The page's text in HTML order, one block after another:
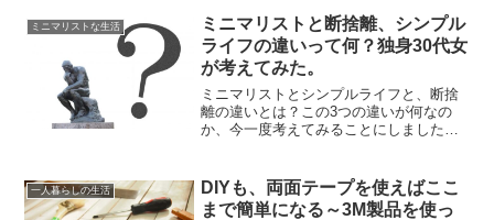
2016年の「20万...
ミニマリストな生活
ミニマリストと断捨離、シンプル
ライフの違いって何？独身30代女
が考えてみた。
ミニマリストとシンプルライフと、断捨
離の違いとは？この3つの違いが何なの
か、今一度考えてみることにしました。
るでしょう。特に、ミニマリストとシン
プルライフの差が未だに分...
一人暮らしの生活
DIYも、両面テープを使えばここ
まで簡単になる～3M製品を使っ